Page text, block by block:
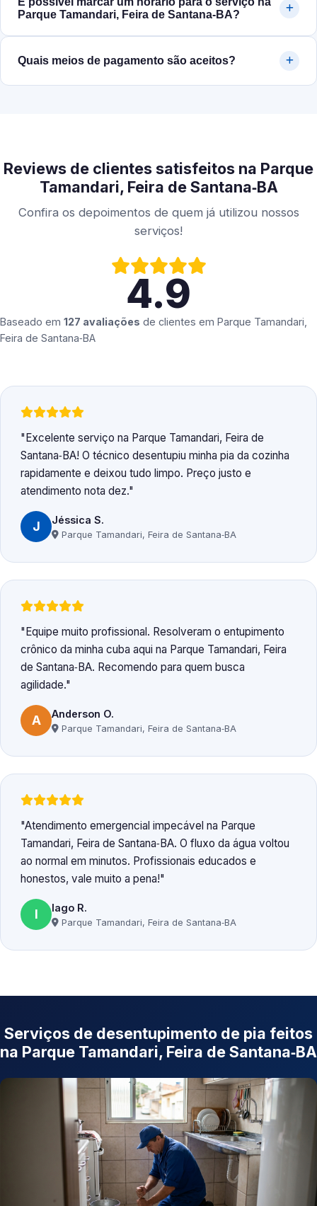
Parque Tamandari, Feira de Santana‑BA?
Quais meios de pagamento são aceitos?
Reviews de clientes satisfeitos na Parque
Tamandari, Feira de Santana‑BA
Confira os depoimentos de quem já utilizou nossos
serviços!
4.9
Baseado em 127 avaliações de clientes em Parque Tamandari,
Feira de Santana‑BA
Excelente serviço na Parque Tamandari, Feira de
Santana‑BA! O técnico desentupiu minha pia da cozinha
rapidamente e deixou tudo limpo. Preço justo e
atendimento nota dez.
J Jéssica S.
Parque Tamandari, Feira de Santana‑BA
Equipe muito profissional. Resolveram o entupimento
crônico da minha cuba aqui na Parque Tamandari, Feira
de Santana‑BA. Recomendo para quem busca
agilidade.
A Anderson O.
Parque Tamandari, Feira de Santana‑BA
Atendimento emergencial impecável na Parque
Tamandari, Feira de Santana‑BA. O fluxo da água voltou
ao normal em minutos. Profissionais educados e
honestos, vale muito a pena!
I Iago R.
Parque Tamandari, Feira de Santana‑BA
Serviços de desentupimento de pia feitos
na Parque Tamandari, Feira de Santana‑BA